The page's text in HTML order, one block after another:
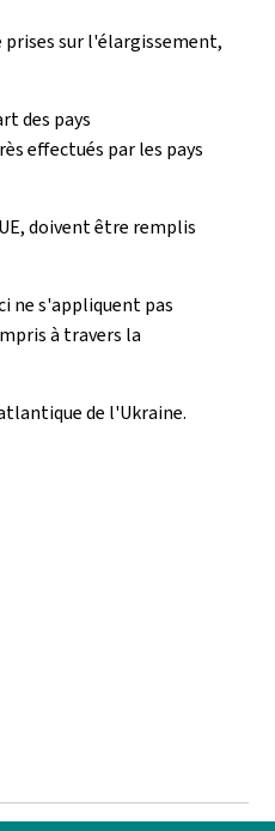
prises sur l'élargissement,
des pays
effectués par les pays
doivent être remplis
ne s'appliquent pas
à travers la
de l'Ukraine.